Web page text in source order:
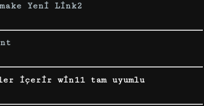
Yeni Link2
içerir win11 tam uyumlu